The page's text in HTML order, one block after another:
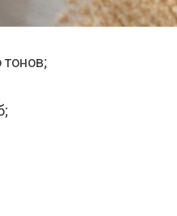
тонов;